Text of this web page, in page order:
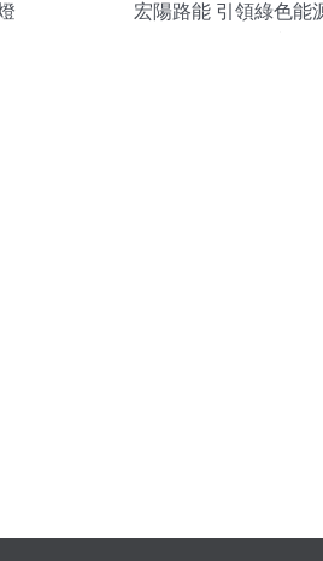
宏陽路能 引領綠色能